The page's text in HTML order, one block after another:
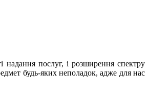
послуг, і розширення спектру
будь-яких неполадок, адже для нас